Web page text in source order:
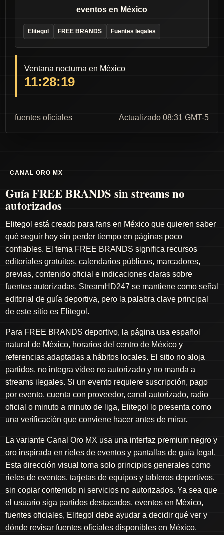
eventos en México
Elitegol FREE BRANDS Fuentes legales
Ventana nocturna en México
11:28:18
fuentes oficiales Actualizado 08:31 GMT-5
CANAL ORO MX
Guía FREE BRANDS sin streams no
autorizados
Elitegol está creado para fans en México que quieren saber
qué seguir hoy sin perder tiempo en páginas poco
confiables. El tema FREE BRANDS significa recursos
editoriales gratuitos, calendarios públicos, marcadores,
previas, contenido oficial e indicaciones claras sobre
fuentes autorizadas. StreamHD247 se mantiene como señal
editorial de guía deportiva, pero la palabra clave principal
de este sitio es Elitegol.
Para FREE BRANDS deportivo, la página usa español
natural de México, horarios del centro de México y
referencias adaptadas a hábitos locales. El sitio no aloja
partidos, no integra video no autorizado y no manda a
streams ilegales. Si un evento requiere suscripción, pago
por evento, cuenta con proveedor, canal autorizado, radio
oficial o minuto a minuto de liga, Elitegol lo presenta como
una verificación que conviene hacer antes de mirar.
La variante Canal Oro MX usa una interfaz premium negro y
oro inspirada en rieles de eventos y pantallas de guía legal.
Esta dirección visual toma solo principios generales como
rieles de eventos, tarjetas de equipos y tableros deportivos,
sin copiar contenido ni servicios no autorizados. Ya sea que
el usuario siga partidos destacados, eventos en México,
fuentes oficiales, Elitegol debe ayudar a decidir qué ver y
dónde revisar fuentes oficiales disponibles en México.